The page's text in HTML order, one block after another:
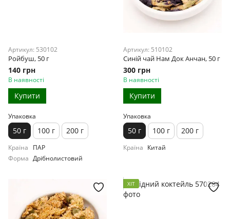
Артикул: 530102
Ройбуш, 50 г
140 грн
В наявності
Купити
Упаковка
50 г 100 г 200 г
Країна
ПАР
Форма Дрібнолистовий
Артикул: 510102
Синій чай Нам Док Анчан, 50 г
300 грн
В наявності
Купити
Упаковка
50 г 100 г 200 г
Країна Китай
ХІТ